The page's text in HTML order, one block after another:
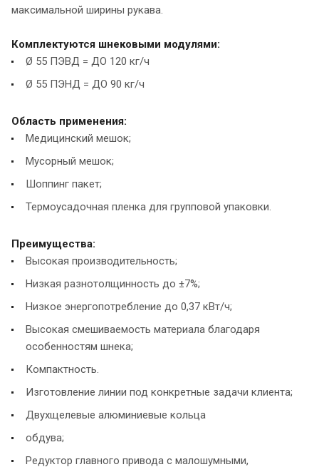
максимальной ширины рукава.
Комплектуются шнековыми модулями:
Ø 55 ПЭВД = ДО 120 кг/ч
Ø 55 ПЭНД = ДО 90 кг/ч
Область применения:
Медицинский мешок;
Мусорный мешок;
Шоппинг пакет;
Термоусадочная пленка для групповой упаковки.
Преимущества:
Высокая производительность;
Низкая разнотолщинность до ±7%;
Низкое энергопотребление до 0,37 кВт/ч;
Высокая смешиваемость материала благодаря
особенностям шнека;
Компактность.
Изготовление линии под конкретные задачи клиента;
Двухщелевые алюминиевые кольца
обдува;
Редуктор главного привода с малошумными,